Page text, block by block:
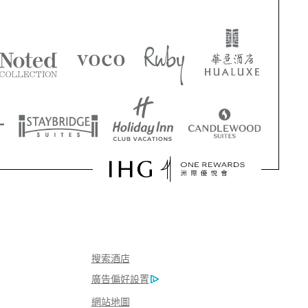
搜索酒店
廣告偏好設置
網站地圖